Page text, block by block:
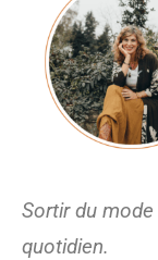
Sortir du
quotidien.